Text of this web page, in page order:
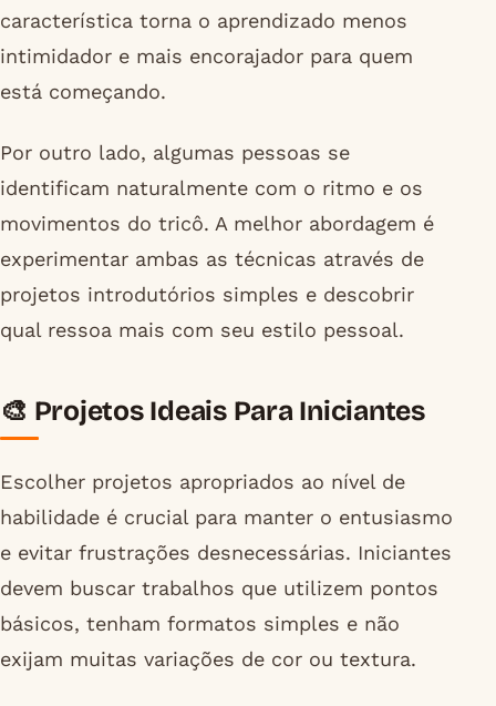
característica torna o aprendizado menos
intimidador e mais encorajador para quem
está começando.
Por outro lado, algumas pessoas se
identificam naturalmente com o ritmo e os
movimentos do tricô. A melhor abordagem é
experimentar ambas as técnicas através de
projetos introdutórios simples e descobrir
qual ressoa mais com seu estilo pessoal.
🎨 Projetos Ideais Para Iniciantes
Escolher projetos apropriados ao nível de
habilidade é crucial para manter o entusiasmo
e evitar frustrações desnecessárias. Iniciantes
devem buscar trabalhos que utilizem pontos
básicos, tenham formatos simples e não
exijam muitas variações de cor ou textura.